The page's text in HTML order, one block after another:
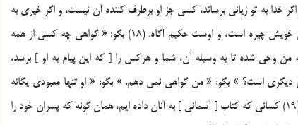
او رحمت آورده، و اين است همان رستگاري آشکار. (16) و اگر خدا به تو زياني برساند، کسي جز او برطرف کننده آن نيست، و اگر خيري به
تو برساند پس او بر هر چيزي تواناست. (17) و اوست که بر بندگان خويش چيره است، و اوست حکيم آگاه. (18) بگو: « گواهي چه کسي از همه
وحي شده تا به وسيله آن، شما و هرکس را [ که اين پيام به او ] برسد،
ديگري است؟ » بگو: « من گواهي نمي دهم. » بگو: « او تنها معبودي يگانه
است، و بي ترديد، من از آنچه شريک [ او ] قرار مي دهيد بيزارم. » (19) کساني که کتاب [ آسماني ] به آنان داده ايم، همان گونه که پسران خود را